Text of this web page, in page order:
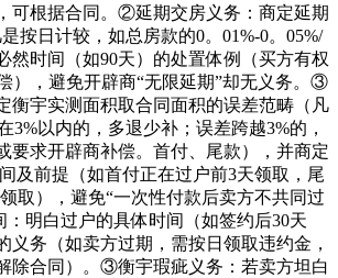
可根据合同。②延期交房义务：商定延期
按日计较，如总房款的0。01%-0。05%/
然时间（如90天）的处置体例（买方有权
），避免开辟商“无限延期”却无义务。③
衡宇实测面积取合同面积的误差范畴（凡
3%以内的，多退少补；误差跨越3%的，
要求开辟商补偿。首付、尾款），并商定
及前提（如首付正在过户前3天领取，尾
取），避免“一次性付款后卖方不共同过
明白过户的具体时间（如签约后30天
义务（如卖方过期，需按日领取违约金，
除合同）。③衡宇瑕疵义务：若卖方坦白